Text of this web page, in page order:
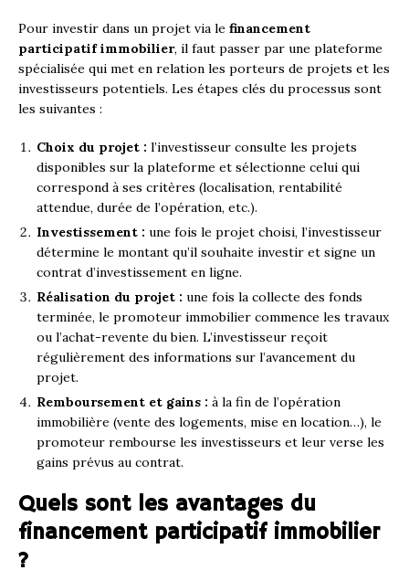
Pour investir dans un projet via le financement
participatif immobilier, il faut passer par une plateforme
spécialisée qui met en relation les porteurs de projets et les
investisseurs potentiels. Les étapes clés du processus sont
les suivantes :
Choix du projet : l’investisseur consulte les projets
disponibles sur la plateforme et sélectionne celui qui
correspond à ses critères (localisation, rentabilité
attendue, durée de l’opération, etc.).
Investissement : une fois le projet choisi, l’investisseur
détermine le montant qu’il souhaite investir et signe un
contrat d’investissement en ligne.
Réalisation du projet : une fois la collecte des fonds
terminée, le promoteur immobilier commence les travaux
ou l’achat-revente du bien. L’investisseur reçoit
régulièrement des informations sur l’avancement du
projet.
Remboursement et gains : à la fin de l’opération
immobilière (vente des logements, mise en location…), le
promoteur rembourse les investisseurs et leur verse les
gains prévus au contrat.
Quels sont les avantages du
financement participatif immobilier
?